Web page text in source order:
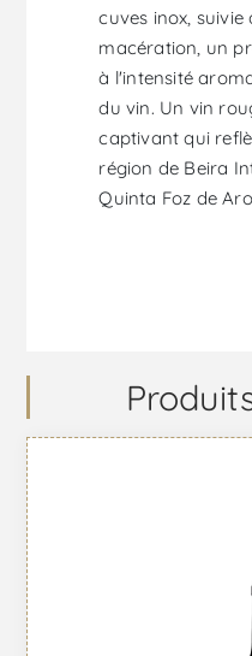
cuves inox, suivie
macération, un
à l'intensité
du vin. Un vin
captivant qui
région de Beira
Quinta Foz de